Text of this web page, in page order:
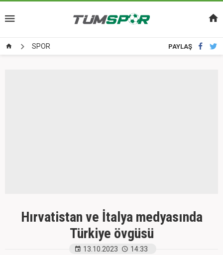
SPOR PAYLAŞ
Hırvatistan ve İtalya medyasında
Türkiye övgüsü
13.10.2023 14:33